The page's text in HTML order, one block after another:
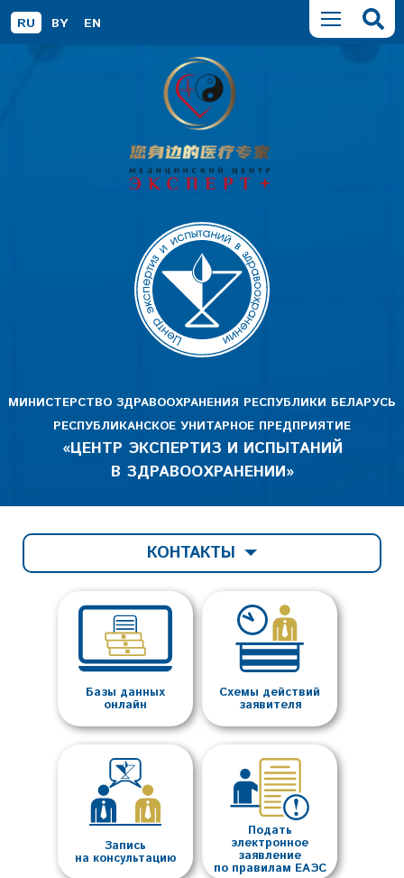
RU BY EN
МИНИСТЕРСТВО ЗДРАВООХРАНЕНИЯ РЕСПУБЛИКИ БЕЛАРУСЬ
РЕСПУБЛИКАНСКОЕ УНИТАРНОЕ ПРЕДПРИЯТИЕ
«ЦЕНТР ЭКСПЕРТИЗ И ИСПЫТАНИЙ
В ЗДРАВООХРАНЕНИИ»
КОНТАКТЫ
Базы данных
онлайн
Схемы действий
заявителя
Запись
на консультацию
Подать
электронное
заявление
по правилам ЕАЭС